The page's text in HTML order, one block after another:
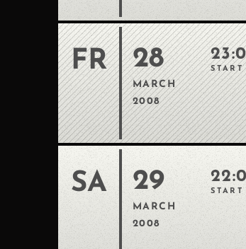
FR 28
MARCH
2008
START
SA 29
MARCH
2008
START